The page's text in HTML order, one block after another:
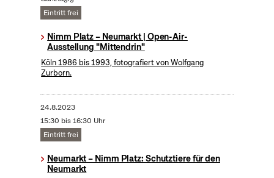
Eintritt frei
Nimm Platz – Neumarkt | Open-Air-
Ausstellung "Mittendrin"
Köln 1986 bis 1993, fotografiert von Wolfgang
Zurborn.
24.8.2023
15:30 bis 16:30 Uhr
Eintritt frei
Neumarkt – Nimm Platz: Schutztiere für den
Neumarkt